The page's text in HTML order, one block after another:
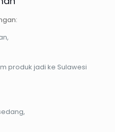
produk jadi ke Sulawesi